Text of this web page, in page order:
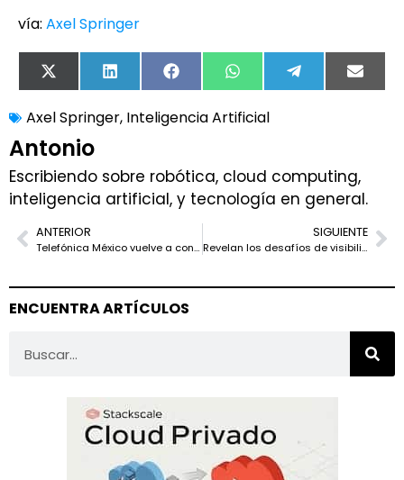
vía: Axel Springer
X
(Twitter)
LinkedIn FacebookWhatsApp TelegramEmail
Axel Springer, Inteligencia Artificial
Antonio
Escribiendo sobre robótica, cloud computing,
inteligencia artificial, y tecnología en general.
ANTERIOR
Telefónica México vuelve a contratar a Coderland para impulsar su transformación digital
SIGUIENTE
Revelan los desafíos de visibilidad en los centros de operaciones de seguridad según Anomali
ENCUENTRA ARTÍCULOS